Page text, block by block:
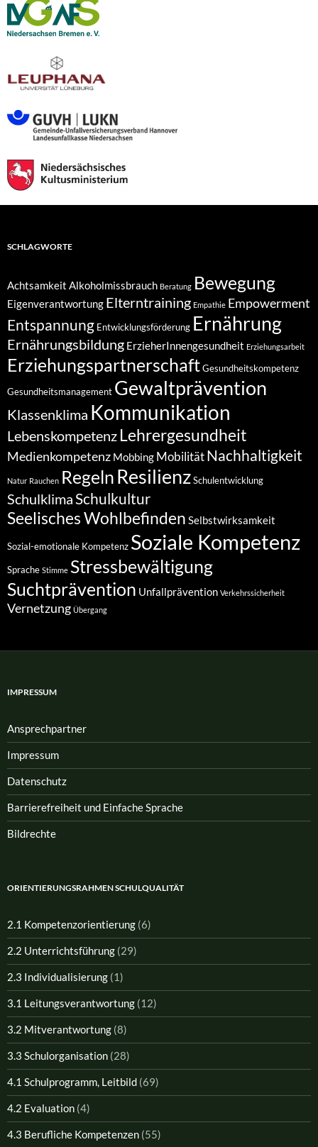
SCHLAGWORTE
Achtsamkeit Alkoholmissbrauch Beratung Bewegung
Eigenverantwortung Elterntraining Empathie Empowerment
Entspannung Entwicklungsförderung Ernährung
Ernährungsbildung ErzieherInnengesundheit Erziehungsarbeit
ErziehungspartnerschaftGesundheitskompetenz
Gesundheitsmanagement Gewaltprävention
Klassenklima Kommunikation
Lebenskompetenz Lehrergesundheit
Medienkompetenz Mobbing MobilitätNachhaltigkeit
Natur Rauchen Regeln ResilienzSchulentwicklung
Schulklima Schulkultur
Seelisches Wohlbefinden Selbstwirksamkeit
Sozial-emotionale Kompetenz Soziale Kompetenz
Sprache Stimme Stressbewältigung
Suchtprävention Unfallprävention Verkehrssicherheit
Vernetzung Übergang
IMPRESSUM
Ansprech­partner
Impressum
Datenschutz
Barrierefreiheit und Einfache Sprache
Bildrechte
ORIENTIERUNGSRAHMEN SCHULQUALITÄT
2.1 Kompetenzorientierung (6)
2.2 Unterrichtsführung (29)
2.3 Individualisierung (1)
3.1 Leitungsverantwortung (12)
3.2 Mitverantwortung (8)
3.3 Schulorganisation (28)
4.1 Schulprogramm, Leitbild (69)
4.2 Evaluation (4)
4.3 Berufliche Kompetenzen (55)